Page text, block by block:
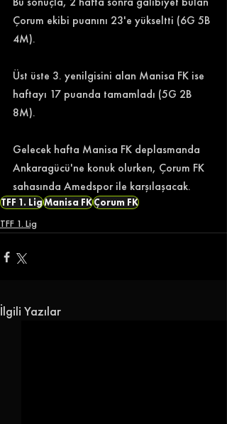
Çorum ekibi puanını 23'e yükseltti (6G 5B
4M).
Üst üste 3. yenilgisini alan Manisa FK ise
haftayı 17 puanda tamamladı (5G 2B
8M).
Gelecek hafta Manisa FK deplasmanda
Ankaragücü'ne konuk olurken, Çorum FK
sahasında Amedspor ile karşılaşacak.
TFF 1. LigManisa FKÇorum FK
TFF 1. Lig
İlgili Yazılar